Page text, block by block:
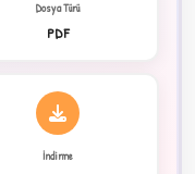
Dosya Türü
PDF
İndirme